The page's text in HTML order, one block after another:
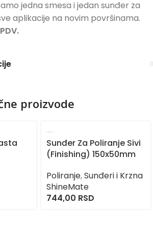
jedna smesa i jedan sunđer za
aplikacije na novim površinama.
proizvode
Sunđer Za Poliranje Sivi
(Finishing) 150x50mm
Poliranje,Sunđeri i Krzna
ShineMate
744,00 RSD